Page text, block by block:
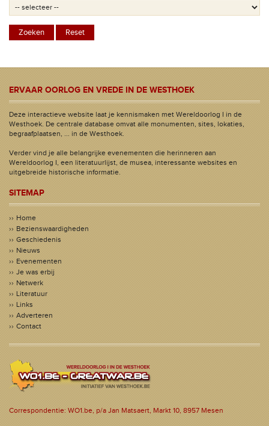
ERVAAR OORLOG EN VREDE IN DE WESTHOEK
Deze interactieve website laat je kennismaken met Wereldoorlog I in de
Westhoek. De centrale database omvat alle monumenten, sites, lokaties,
begraafplaatsen, ... in de Westhoek.
Verder vind je alle belangrijke evenementen die herinneren aan
Wereldoorlog I, een literatuurlijst, de musea, interessante websites en
uitgebreide historische informatie.
SITEMAP
Home
Bezienswaardigheden
Geschiedenis
Nieuws
Evenementen
Je was erbij
Netwerk
Literatuur
Links
Adverteren
Contact
Correspondentie: WO1.be, p/a Jan Matsaert, Markt 10, 8957 Mesen